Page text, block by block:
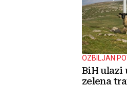
OZBILJAN
BiH ulazi
zelena